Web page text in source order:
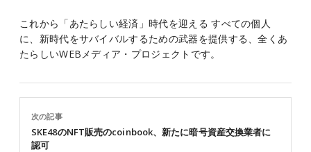
これから「あたらしい経済」時代を迎える すべての個人
に、新時代をサバイバルするための武器を提供する、全くあ
たらしいWEBメディア・プロジェクトです。
次の記事
SKE48のNFT販売のcoinbook、新たに暗号資産交換業者に
認可